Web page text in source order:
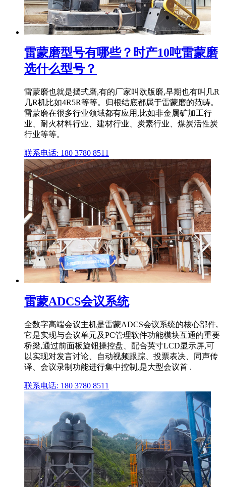
雷蒙磨型号有哪些？时产10吨雷蒙磨
选什么型号？
雷蒙磨也就是摆式磨,有的厂家叫欧版磨,早期也有叫几R
几R机比如4R5R等等。归根结底都属于雷蒙磨的范畴。
雷蒙磨在很多行业领域都有应用,比如非金属矿加工行
业、耐火材料行业、建材行业、炭素行业、煤炭活性炭
行业等等。
联系电话: 180 3780 8511
雷蒙ADCS会议系统
全数字高端会议主机是雷蒙ADCS会议系统的核心部件,
它是实现与会议单元及PC管理软件功能模块互通的重要
桥梁,通过前面板旋钮操控盘、配合英寸LCD显示屏,可
以实现对发言讨论、自动视频跟踪、投票表决、同声传
译、会议录制功能进行集中控制,是大型会议首 .
联系电话: 180 3780 8511